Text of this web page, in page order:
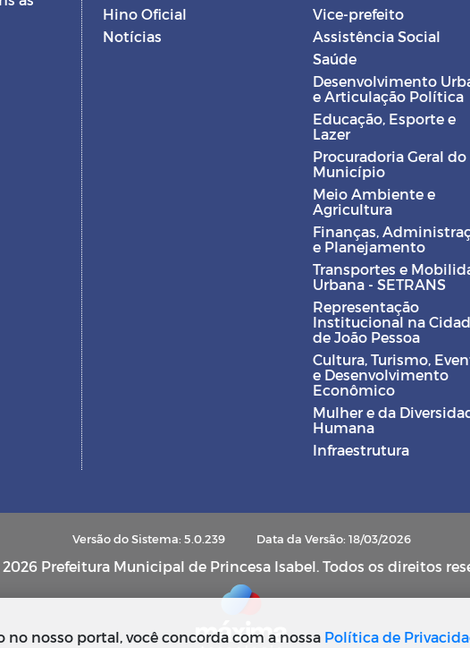
Hino Oficial
Notícias
Vice-prefeito
Assistência Social
Saúde
Desenvolvimento
e Articulação Política
Educação, Esporte e
Lazer
Procuradoria Geral do
Município
Meio Ambiente e
Agricultura
Finanças,
e Planejamento
Transportes e
Urbana - SETRANS
Representação
Institucional na
de João Pessoa
Cultura, Turismo,
e Desenvolvimento
Econômico
Mulher e da
Humana
Infraestrutura
Versão do Sistema: 5.0.239 Data da Versão: 18/03/2026
Prefeitura Municipal de Princesa Isabel. Todos os direitos
nosso portal, você concorda com a nossa Política de